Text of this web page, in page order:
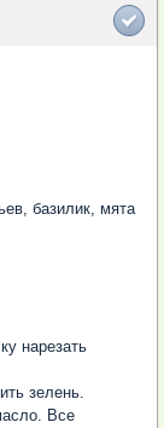
базилик, мята
нарезать
зелень.
Все